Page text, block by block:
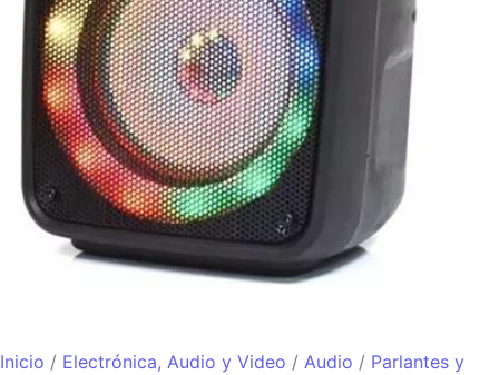
Inicio / Electrónica, Audio y Video / Audio / Parlantes y